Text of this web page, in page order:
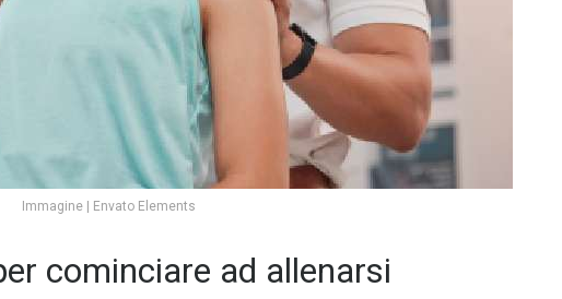
Immagine | Envato Elements
cominciare ad allenarsi